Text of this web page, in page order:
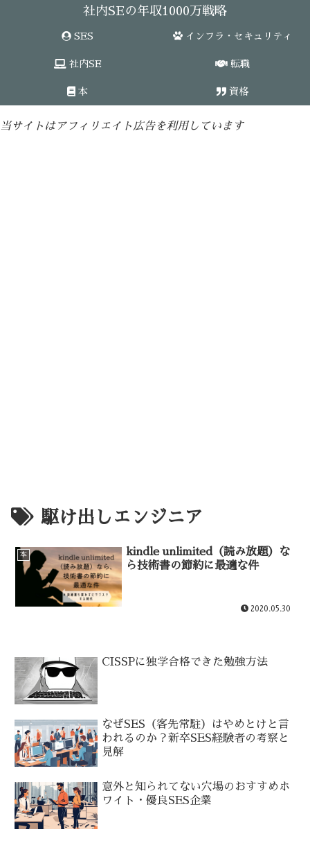
社内SEの年収1000万戦略
SES インフラ・セキュリティ
社内SE 転職
本 資格
当サイトはアフィリエイト広告を利用しています
駆け出しエンジニア
本
kindle unlimited（読み放題）な
ら技術書の節約に最適な件
2020.05.30
CISSPに独学合格できた勉強方法
なぜSES（客先常駐）はやめとけと言
われるのか？新卒SES経験者の考察と
見解
意外と知られてない穴場のおすすめホ
ワイト・優良SES企業